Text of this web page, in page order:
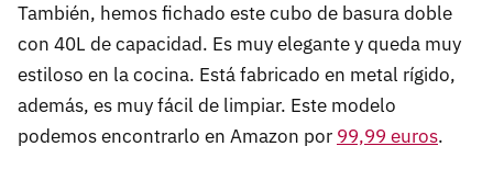
También, hemos fichado este cubo de basura doble
con 40L de capacidad. Es muy elegante y queda muy
estiloso en la cocina. Está fabricado en metal rígido,
además, es muy fácil de limpiar. Este modelo
podemos encontrarlo en Amazon por 99,99 euros.